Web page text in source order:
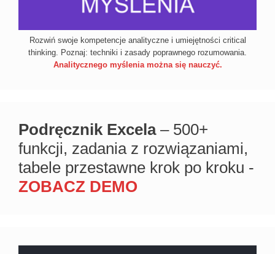
Rozwiń swoje kompetencje analityczne i umiejętności critical
thinking. Poznaj: techniki i zasady poprawnego rozumowania.
Analitycznego myślenia można się nauczyć.
Podręcznik Excela– 500+
funkcji, zadania z rozwiązaniami,
tabele przestawne krok po kroku -
ZOBACZ DEMO